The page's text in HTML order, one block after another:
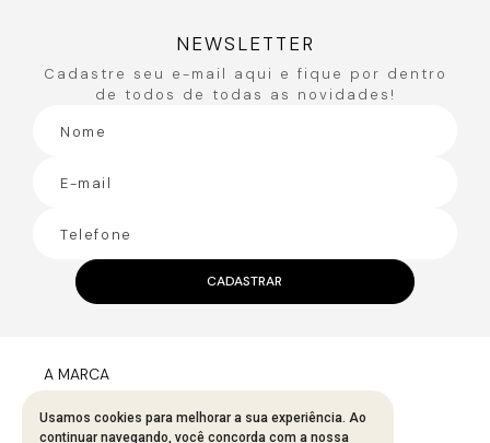
Usamos cookies para melhorar a sua experiência. Ao
continuar navegando, você concorda com a nossa
NEWSLETTER
Cadastre seu e-mail aqui e fique por dentro
de todos de todas as novidades!
CADASTRAR
A MARCA
Fale Conosco